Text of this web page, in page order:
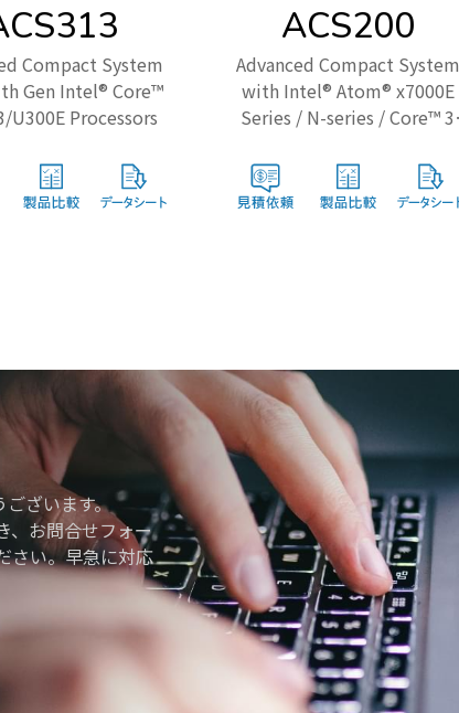
Compact System
Gen Intel® Core™
Processors
ACS200
Advanced Compact System
with Intel® Atom® x7000E
Series / N-series / Core™ 3
ございます。
、お問合せフォー
さい。早急に対応